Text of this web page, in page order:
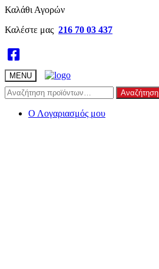
Skip
navigation
Skip
content
Καλάθι Αγορών
Καλέστε μας 216 70 03 437
MENU
Αναζήτηση
για:
Αναζήτηση
Ο Λογαριασμός μου